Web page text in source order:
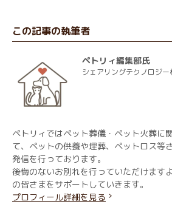
この記事の執筆者
ペトリィ編集部氏
シェアリングテクノロジー
ペトリィではペット葬儀・ペット火葬に
て、ペットの供養や埋葬、ペットロス等
発信を行っております。
後悔のないお別れを行っていただけます
の皆さまをサポートしていきます。
プロフィール詳細を見る